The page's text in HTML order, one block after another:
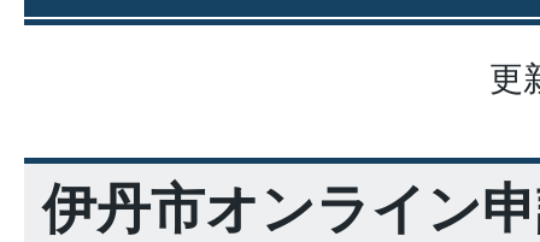
更
伊丹市オンライン